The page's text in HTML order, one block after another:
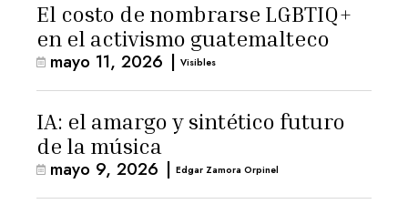
El costo de nombrarse LGBTIQ+
en el activismo guatemalteco
mayo 11, 2026 | Visibles
IA: el amargo y sintético futuro
de la música
mayo 9, 2026 | Edgar Zamora Orpinel